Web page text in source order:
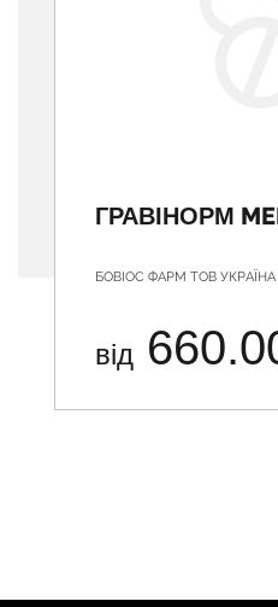
ГРАВІНОРМ
БОВІОС ФАРМ ТОВ УКРАЇНА
від